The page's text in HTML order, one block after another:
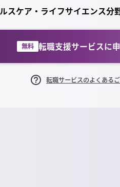
スケア・ライフサイエンス分
無料 転職支援サービスに
転職サービスのよくある